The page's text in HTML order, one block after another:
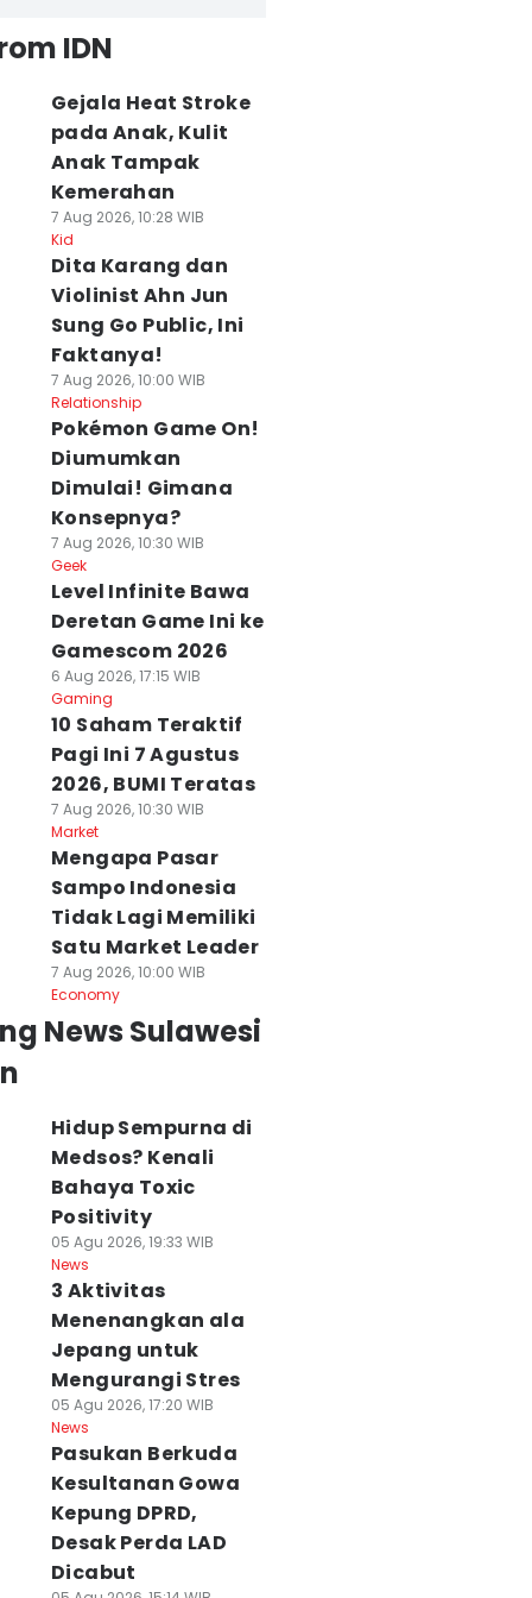
IDN
Gejala Heat Stroke
pada Anak, Kulit
Anak Tampak
Kemerahan
7 Aug 2026, 10:28 WIB
Kid
Dita Karang dan
Violinist Ahn Jun
Sung Go Public, Ini
Faktanya!
7 Aug 2026, 10:00 WIB
Relationship
Pokémon Game On!
Diumumkan
Dimulai! Gimana
Konsepnya?
7 Aug 2026, 10:30 WIB
Geek
Level Infinite Bawa
Deretan Game Ini ke
Gamescom 2026
6 Aug 2026, 17:15 WIB
Gaming
10 Saham Teraktif
Pagi Ini 7 Agustus
2026, BUMI Teratas
7 Aug 2026, 10:30 WIB
Market
Mengapa Pasar
Sampo Indonesia
Tidak Lagi Memiliki
Satu Market Leader
7 Aug 2026, 10:00 WIB
Economy
News Sulawesi
Hidup Sempurna di
Medsos? Kenali
Bahaya Toxic
Positivity
05 Agu 2026, 19:33 WIB
News
3 Aktivitas
Menenangkan ala
Jepang untuk
Mengurangi Stres
05 Agu 2026, 17:20 WIB
News
Pasukan Berkuda
Kesultanan Gowa
Kepung DPRD,
Desak Perda LAD
Dicabut